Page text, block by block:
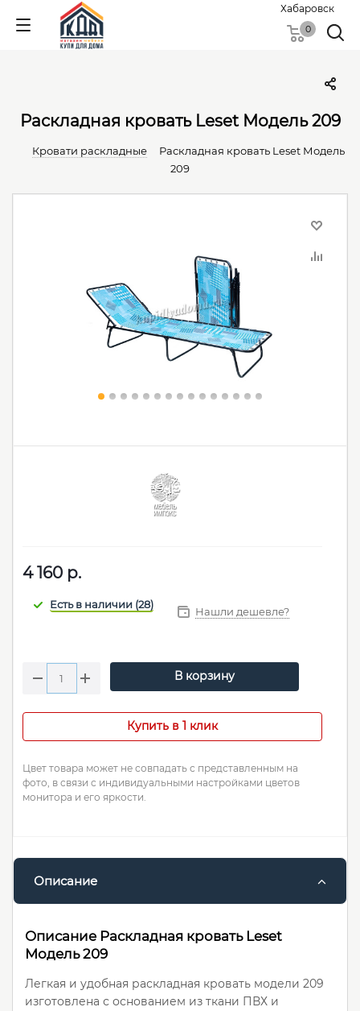
Хабаровск
0
Раскладная кровать Leset Модель 209
Кровати раскладные
Раскладная кровать Leset Модель
209
4 160 р.
Нашли дешевле?
В корзину
Купить в 1 клик
Цвет товара может не совпадать с представленным на
фото, в связи с индивидуальными настройками цветов
монитора и его яркости.
Описание
Описание Раскладная кровать Leset
Модель 209
Легкая и удобная раскладная кровать модели 209
изготовлена с основанием из ткани ПВХ и